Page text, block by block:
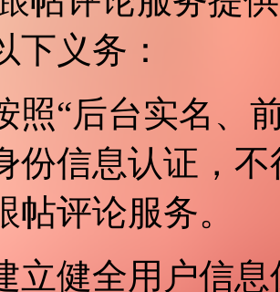
下义务：
照“后台实名、
份信息认证，
帖评论服务。
立健全用户信